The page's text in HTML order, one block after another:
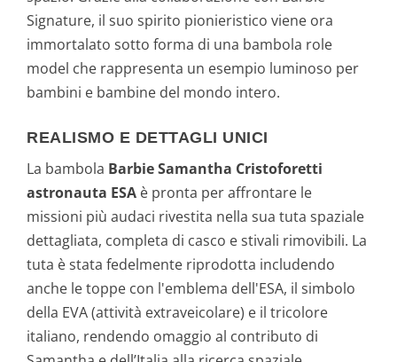
Signature, il suo spirito pionieristico viene ora
immortalato sotto forma di una bambola role
model che rappresenta un esempio luminoso per
bambini e bambine del mondo intero.
REALISMO E DETTAGLI UNICI
La bambola Barbie Samantha Cristoforetti
astronauta ESA è pronta per affrontare le
missioni più audaci rivestita nella sua tuta spaziale
dettagliata, completa di casco e stivali rimovibili. La
tuta è stata fedelmente riprodotta includendo
anche le toppe con l'emblema dell'ESA, il simbolo
della EVA (attività extraveicolare) e il tricolore
italiano, rendendo omaggio al contributo di